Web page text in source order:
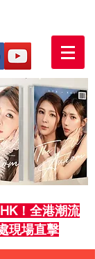
！全港潮流
現場直擊